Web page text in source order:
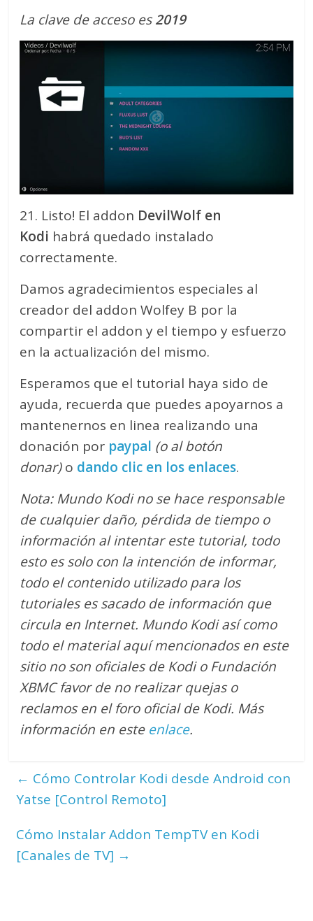
La clave de acceso es2019
21. Listo! El addon DevilWolf en
Kodi habrá quedado instalado
correctamente.
Damos agradecimientos especiales al
creador del addon Wolfey B por la
compartir el addon y el tiempo y esfuerzo
en la actualización del mismo.
Esperamos que el tutorial haya sido de
ayuda, recuerda que puedes apoyarnos a
mantenernos en linea realizando una
donación por paypal (o al botón
donar)o dando clic en los enlaces.
Nota: Mundo Kodi no se hace responsable
de cualquier daño, pérdida de tiempo o
información al intentar este tutorial, todo
esto es solo con la intención de informar,
todo el contenido utilizado para los
tutoriales es sacado de información que
circula en Internet. Mundo Kodi así como
todo el material aquí mencionados en este
sitio no son oficiales de Kodi o Fundación
XBMC favor de no realizar quejas o
reclamos en el foro oficial de Kodi. Más
información en este enlace.
← Cómo Controlar Kodi desde Android con
Yatse [Control Remoto]
Cómo Instalar Addon TempTV en Kodi
[Canales de TV] →